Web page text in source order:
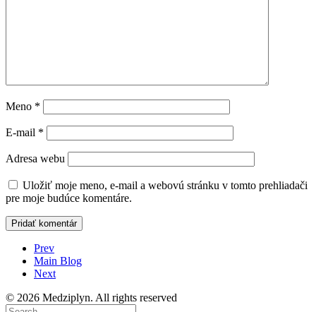
Meno *
E-mail *
Adresa webu
Uložiť moje meno, e-mail a webovú stránku v tomto prehliadači
pre moje budúce komentáre.
Prev
Main Blog
Next
© 2026 Medziplyn. All rights reserved